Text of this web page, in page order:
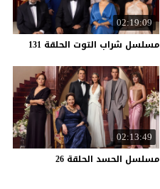
02:19:09
مسلسل شراب التوت الحلقة 131
02:13:49
مسلسل الحسد الحلقة 26